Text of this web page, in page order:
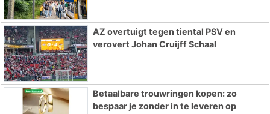
AZ overtuigt tegen tiental PSV en
verovert Johan Cruijff Schaal
Betaalbare trouwringen kopen: zo
bespaar je zonder in te leveren op